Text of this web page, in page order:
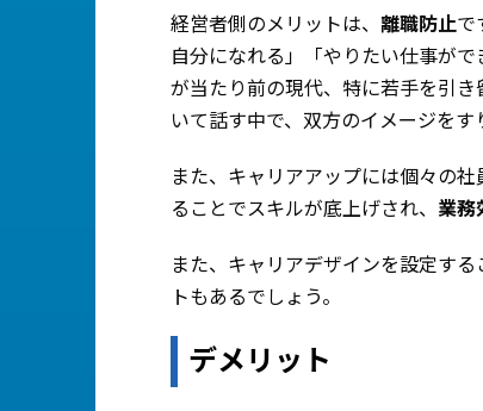
経営者側のメリットは、 離職防止で
自分になれる」「やりたい仕事が
が当たり前の現代、特に若手を引
いて話す中で、双方のイメージを
また、キャリアアップには個々の
ることでスキルが底上げされ、 業務
また、キャリアデザインを設定す
トもあるでしょう。
デメリット